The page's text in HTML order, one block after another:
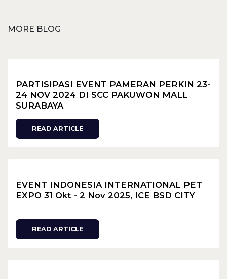
MORE BLOG
PARTISIPASI EVENT PAMERAN PERKIN 23-
24 NOV 2024 DI SCC PAKUWON MALL
SURABAYA
READ ARTICLE
EVENT INDONESIA INTERNATIONAL PET
EXPO 31 Okt - 2 Nov 2025, ICE BSD CITY
READ ARTICLE